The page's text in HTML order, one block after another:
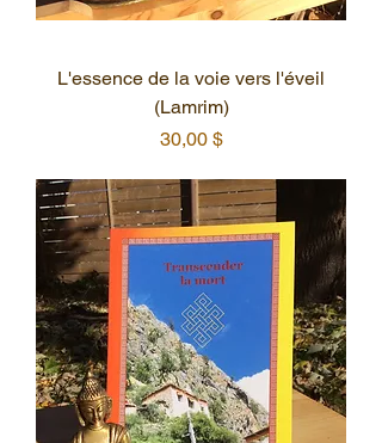
L'essence de la voie vers l'éveil
(Lamrim)
Prix
30,00 $